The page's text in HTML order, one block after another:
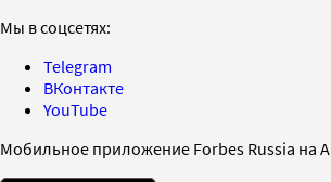
Мы в соцсетях:
Telegram
ВКонтакте
YouTube
Мобильное приложение Forbes Russia на